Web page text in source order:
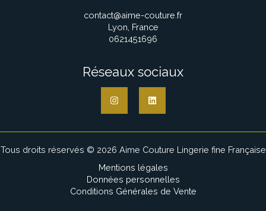
contact@aime-couture.fr
Lyon, France
0621451696
Réseaux sociaux
Tous droits réservés © 2026 Aime Couture Lingerie fine Française
Mentions légales
Données personnelles
Conditions Générales de Vente